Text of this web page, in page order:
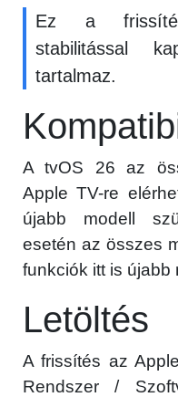
Ez a
stabilitással
tartalmaz.
A tvOS 26 az
Apple TV-re
újabb modell
esetén az összes
funkciók itt is újabb
Letöltés
A frissítés az
Rendszer /